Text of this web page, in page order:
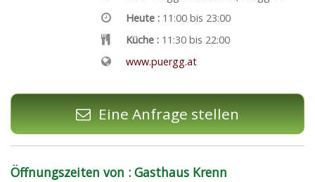
Heute : 11:00 bis 23:00
Küche : 11:30 bis 22:00
www.puergg.at
Eine Anfrage stellen
Öffnungszeiten von : Gasthaus Krenn